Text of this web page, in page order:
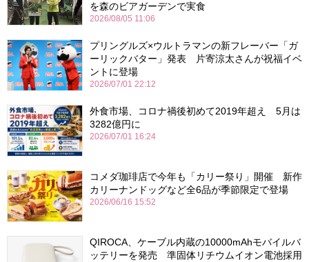
を森のビアガーデンで実食
2026/08/05 11:06
プリングルズ×ウルトラマンの新フレーバー「ガ
ーリックバター」発表 片寄涼太さんが祝福イベ
ントに登場
2026/07/01 22:12
外食市場、コロナ禍後初めて2019年超え 5月は
3282億円に
2026/07/01 16:24
コメダ珈琲店で今年も「カリー祭り」開催 新作
カリーナンドッグなど全6品が季節限定で登場
2026/06/16 15:52
QIROCA、ケーブル内蔵の10000mAhモバイルバ
ッテリーを発売 準固体リチウムイオン電池採用